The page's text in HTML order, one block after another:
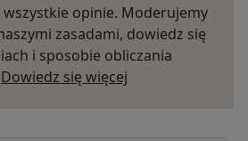
wszystkie opinie. Moderujemy
zasadami, dowiedz się
i sposobie obliczania
Dowiedz się więcej